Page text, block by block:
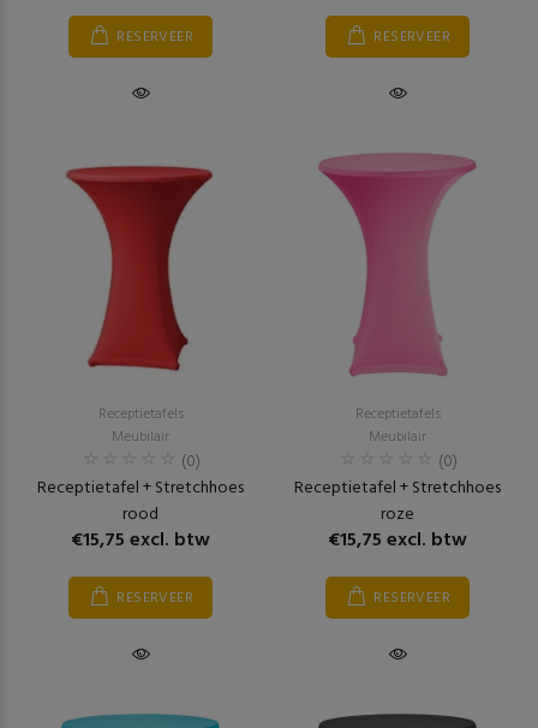
RESERVEER RESERVEER
Receptietafels
Meubilair
(0)
Receptietafel + Stretchhoes
rood
€15,75 excl. btw
RESERVEER
Receptietafels
Meubilair
(0)
Receptietafel + Stretchhoes
roze
€15,75 excl. btw
RESERVEER